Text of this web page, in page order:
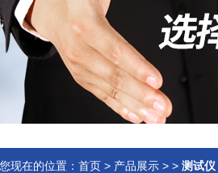
您现在的位置： 首页 > 产品展示 > > 测试仪